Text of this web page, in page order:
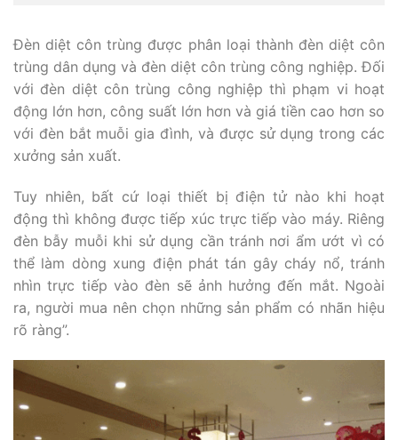
Đèn diệt côn trùng được phân loại thành đèn diệt côn
trùng dân dụng và đèn diệt côn trùng công nghiệp. Đối
với đèn diệt côn trùng công nghiệp thì phạm vi hoạt
động lớn hơn, công suất lớn hơn và giá tiền cao hơn so
với đèn bắt muỗi gia đình, và được sử dụng trong các
xưởng sản xuất.
Tuy nhiên, bất cứ loại thiết bị điện tử nào khi hoạt
động thì không được tiếp xúc trực tiếp vào máy. Riêng
đèn bẫy muỗi khi sử dụng cần tránh nơi ẩm ướt vì có
thể làm dòng xung điện phát tán gây cháy nổ, tránh
nhìn trực tiếp vào đèn sẽ ảnh hưởng đến mắt. Ngoài
ra, người mua nên chọn những sản phẩm có nhãn hiệu
rõ ràng”.